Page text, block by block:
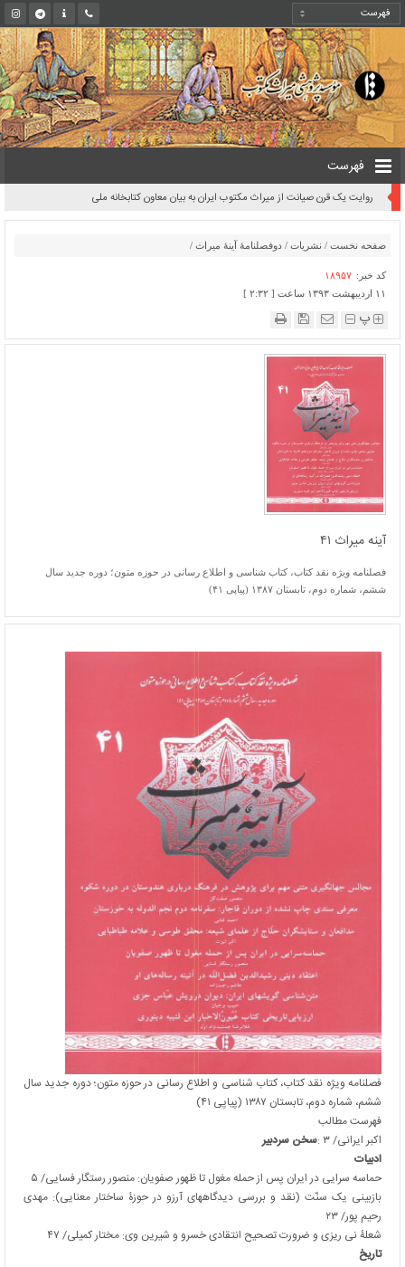
فهرست
روایت یک قرن صیانت از میراث مکتوب ایران به بیان معاون کتابخانه ملی
صفحه نخست / نشریات / دوفصلنامۀ آینۀ میراث /
کد خبر: ۱۸۹۵۷
۱۱ اردیبهشت ۱۳۹۳ ساعت [ ۲:۳۲ ]
پ
آینه میراث ۴۱
فصلنامه ویژه نقد کتاب، کتاب شناسی و اطلاع رسانی در حوزه متون؛ دوره جدید سال
ششم، شماره دوم، تابستان ۱۳۸۷ (پیاپی ۴۱)
فصلنامه ویژه نقد کتاب، کتاب شناسی و اطلاع رسانی در حوزه متون؛ دوره جدید سال
ششم، شماره دوم، تابستان ۱۳۸۷ (پیاپی ۴۱)
فهرست مطالب
سخن سردبیر:
اکبر ایرانی/ ۳
ادبیات
حماسه سرایی در ایران پس از حمله مغول تا ظهور صفویان: منصور رستگار فسایی/ ۵
بازبینی یک سنّت (نقد و بررسی دیدگاههای آرزو در حوزۀ ساختار معنایی): مهدی
رحیم پور/ ۲۳
شعلۀ نی ریزی و ضرورت تصحیح انتقادی خسرو و شیرین وی: مختار کمیلی/ ۴۷
تاریخ